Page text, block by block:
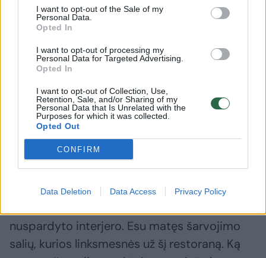
I want to opt-out of the Sale of my
Personal Data.
Opted In
I want to opt-out of processing my
Personal Data for Targeted Advertising.
Opted In
I want to opt-out of Collection, Use,
Retention, Sale, and/or Sharing of my
Personal Data that Is Unrelated with the
Purposes for which it was collected.
Opted Out
CONFIRM
Data Deletion Data Access Privacy Policy
sultingi, tačiau ant tokios sovietinės lėkštės
su nusitrynusiu netikro aukso apvadėliu net
didžiulis samtis geriausių juodųjų ikrų
atrodytų prastai. Čia tas atvejis, kai paveikslo
kas pavaizduota paveiksle.
Sėdime ir nesuprantame, kaip vertinti šį
nesusipratimą. Viena vertus, virtuvė tikrai
gera – visi atnešti patiekalai bent jau
autentiški. Tačiau tuo pat metu neįmanoma
nuspardyto interjero. Esu matęs šarvojimo
salių, kurios linksmesnės už šį restoraną. Ką